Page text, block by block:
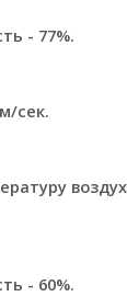
- 77%.
сек.
- 60%.